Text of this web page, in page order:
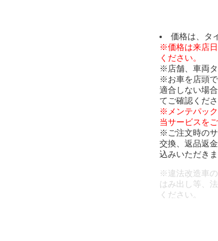
価格は、タ
※価格は来店
ください。
※店舗、車両タ
※お車を店頭
適合しない場
てご確認くださ
※メンテパッ
当サービスを
※ご注文時の
交換、返品返
込みいただき
※違法改造車
はみ出し等、
ください。